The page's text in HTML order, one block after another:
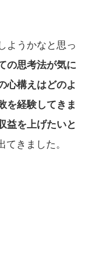
ようかなと思っ
の思考法が気に
心構えはどのよ
を経験してきま
益を上げたいと
てきました。